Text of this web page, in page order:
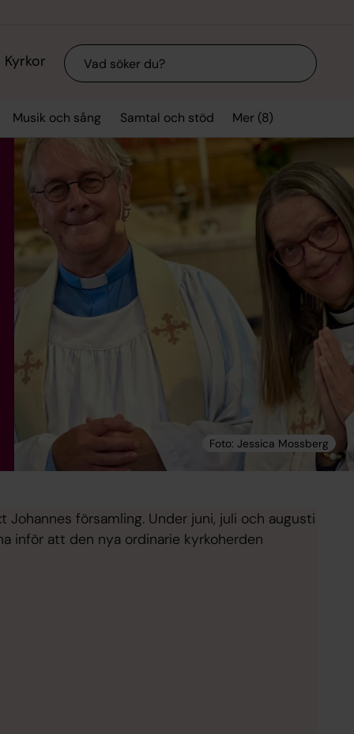
Kyrkor Sök
Musik och sång Samtal och stöd Mer (8)
församling. Under juni, juli och augusti
inför att den nya ordinarie kyrkoherden